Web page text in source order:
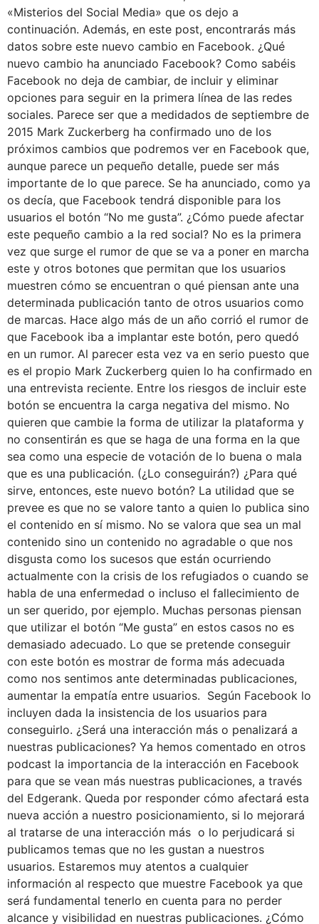
«Misterios del Social Media» que os dejo a
continuación. Además, en este post, encontrarás más
datos sobre este nuevo cambio en Facebook. ¿Qué
nuevo cambio ha anunciado Facebook? Como sabéis
Facebook no deja de cambiar, de incluir y eliminar
opciones para seguir en la primera línea de las redes
sociales. Parece ser que a medidados de septiembre de
2015 Mark Zuckerberg ha confirmado uno de los
próximos cambios que podremos ver en Facebook que,
aunque parece un pequeño detalle, puede ser más
importante de lo que parece. Se ha anunciado, como ya
os decía, que Facebook tendrá disponible para los
usuarios el botón “No me gusta”. ¿Cómo puede afectar
este pequeño cambio a la red social? No es la primera
vez que surge el rumor de que se va a poner en marcha
este y otros botones que permitan que los usuarios
muestren cómo se encuentran o qué piensan ante una
determinada publicación tanto de otros usuarios como
de marcas. Hace algo más de un año corrió el rumor de
que Facebook iba a implantar este botón, pero quedó
en un rumor. Al parecer esta vez va en serio puesto que
es el propio Mark Zuckerberg quien lo ha confirmado en
una entrevista reciente. Entre los riesgos de incluir este
botón se encuentra la carga negativa del mismo. No
quieren que cambie la forma de utilizar la plataforma y
no consentirán es que se haga de una forma en la que
sea como una especie de votación de lo buena o mala
que es una publicación. (¿Lo conseguirán?) ¿Para qué
sirve, entonces, este nuevo botón? La utilidad que se
prevee es que no se valore tanto a quien lo publica sino
el contenido en sí mismo. No se valora que sea un mal
contenido sino un contenido no agradable o que nos
disgusta como los sucesos que están ocurriendo
actualmente con la crisis de los refugiados o cuando se
habla de una enfermedad o incluso el fallecimiento de
un ser querido, por ejemplo. Muchas personas piensan
que utilizar el botón “Me gusta” en estos casos no es
demasiado adecuado. Lo que se pretende conseguir
con este botón es mostrar de forma más adecuada
como nos sentimos ante determinadas publicaciones,
aumentar la empatía entre usuarios. Según Facebook lo
incluyen dada la insistencia de los usuarios para
conseguirlo. ¿Será una interacción más o penalizará a
nuestras publicaciones? Ya hemos comentado en otros
podcast la importancia de la interacción en Facebook
para que se vean más nuestras publicaciones, a través
del Edgerank. Queda por responder cómo afectará esta
nueva acción a nuestro posicionamiento, si lo mejorará
al tratarse de una interacción más o lo perjudicará si
publicamos temas que no les gustan a nuestros
usuarios. Estaremos muy atentos a cualquier
información al respecto que muestre Facebook ya que
será fundamental tenerlo en cuenta para no perder
alcance y visibilidad en nuestras publicaciones. ¿Cómo